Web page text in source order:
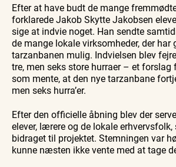
Efter at have budt de mange
forklarede Jakob Skytte Jakobsen
sige at indvie noget. Han sendte
de mange lokale virksomheder, der
tarzanbanen mulig. Indvielsen blev
tre, men seks store hurraer – et forslag
som mente, at den nye tarzanbane
men seks hurra’er.
Efter den officielle åbning blev der
elever, lærere og de lokale
bidraget til projektet. Stemningen var
kunne næsten ikke vente med at tage